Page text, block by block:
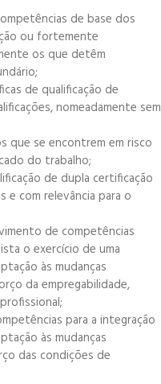
de base dos
ou fortemente
os que detêm
de qualificação de
nomeadamente sem
que se encontrem em risco
do trabalho;
de dupla certificação
e com relevância para o
de competências
o exercício de uma
às mudanças
da empregabilidade,
para a integração
às mudanças
das condições de